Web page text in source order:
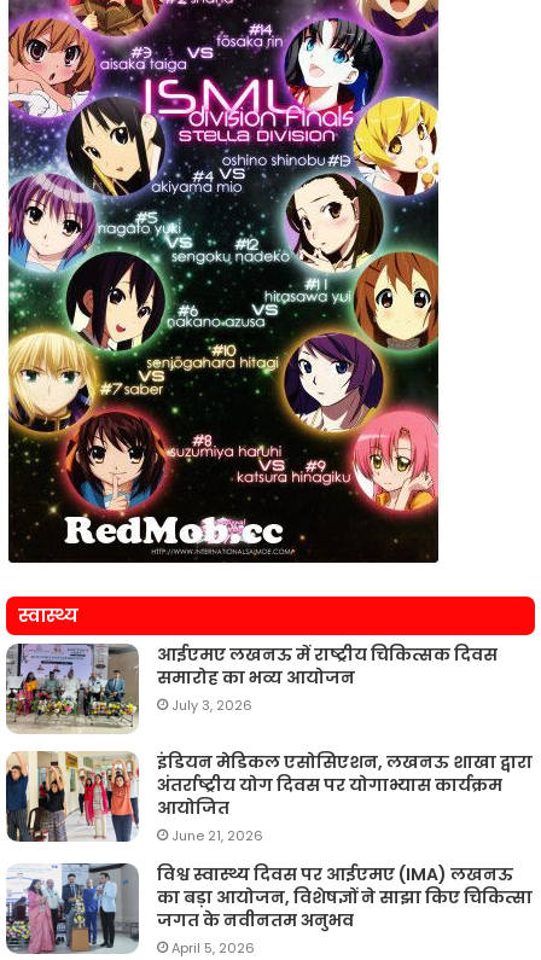
स्वास्थ्य
आईएमए लखनऊ में राष्ट्रीय चिकित्सक दिवस
समारोह का भव्य आयोजन
July 3, 2026
इंडियन मेडिकल एसोसिएशन, लखनऊ शाखा द्वारा
अंतर्राष्ट्रीय योग दिवस पर योगाभ्यास कार्यक्रम
आयोजित
June 21, 2026
विश्व स्वास्थ्य दिवस पर आईएमए (IMA) लखनऊ
का बड़ा आयोजन, विशेषज्ञों ने साझा किए चिकित्सा
जगत के नवीनतम अनुभव
April 5, 2026